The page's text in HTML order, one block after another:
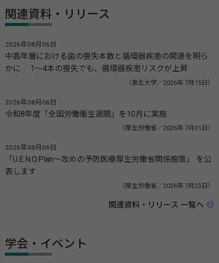
関連資料・リリース
2026年08月06日
中高年層における歯の喪失本数と循環器疾患の関連を明ら
かに 1～4本の喪失でも、循環器疾患リスクが上昇
（東北大学／2026年 7月15日）
2026年08月06日
令和8年度「全国労働衛生週間」を10月に実施
（厚生労働省／2026年 7月31日）
2026年08月06日
「U.E.N.O.Plan～攻めの予防医療厚生労働省関係施策」 を公
表します
（厚生労働省／2026年 7月23日）
関連資料・リリース 一覧へ
学会・イベント